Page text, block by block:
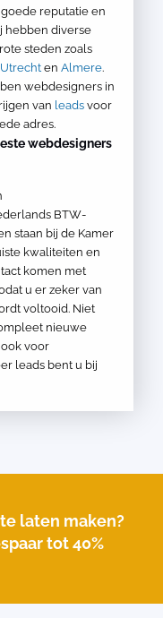
reputatie en
hebben diverse
steden zoals
Utrecht en Almere.
webdesigners in
van leads voor
adres.
webdesigners
BTW-
staan bij de Kamer
kwaliteiten en
komen met
u er zeker van
voltooid. Niet
nieuwe
voor
leads bent u bij
laten maken?
tot 40%